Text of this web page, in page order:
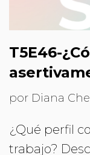
T5E46-
por Diana
¿Qué perfil
trabajo?